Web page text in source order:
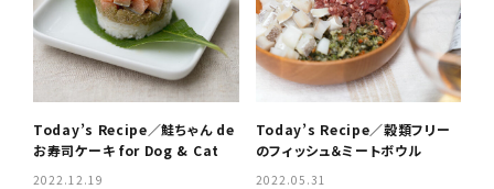
Today’s Recipe／鮭ちゃん de
お寿司ケーキ for Dog & Cat
2022.12.19
Today’s Recipe／穀類フリー
のフィッシュ＆ミートボウル
2022.05.31